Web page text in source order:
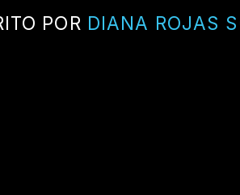
POR DIANA ROJAS